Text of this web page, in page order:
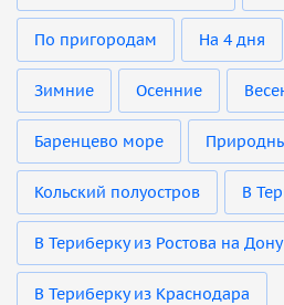
По пригородам На 4 дня
Зимние Осенние
Баренцево море
Кольский полуостров В
В Териберку из Ростова на Дону
В Териберку из Краснодара